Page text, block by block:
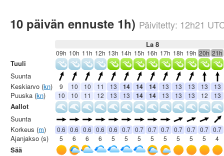
10 päivän ennuste 1h) Päivitetty: 12h21
La 8
09h 10h 11h 12h 13h 14h 15h 16h 17h 18h 19h 20h 21h
9 10 10 11 13 14 14 14 13 13 13 13
13
10
10 11 12 13 13 14 14 13 13 13 12 13
0.6 0.6 0.6 0.6 0.6 0.7 0.7 0.7 0.7 0.7 0.7 0.7 0.7
5
6 6 6 5 5 5 5 5 5 5 5 4
Tuuli
Suunta
Keskiarvo (kn)
Puuska (kn)
Aallot
Suunta
Korkeus (m)
Ajanjakso (s)
Sää